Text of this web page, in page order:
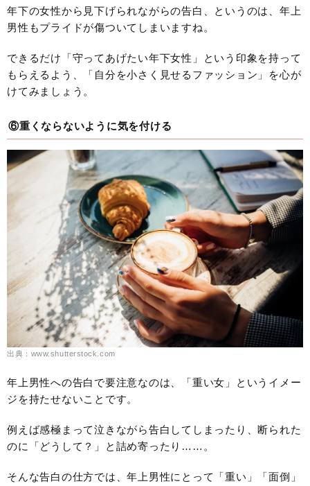
年下の女性から見下げられながらの告白、というのは、年上
男性もプライドが傷ついてしまいますね。
できるだけ「守ってあげたい年下女性」という印象を持って
もらえるよう、「自分を小さく見せるファッション」を心が
けてみましょう。
⑥重くならないように気を付ける
出典：www.shutterstock.com
年上男性への告白で要注意なのは、「重い女」というイメー
ジを持たせないことです。
例えば感極まって泣きながら告白してしまったり、断られた
のに「どうして？」と詰め寄ったり……。
そんな告白の仕方では、年上男性にとって「重い」「面倒」